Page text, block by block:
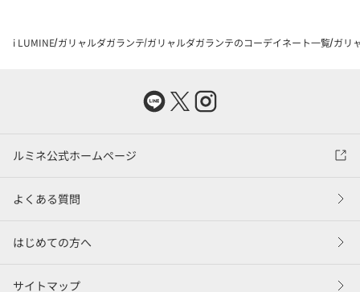
i LUMINE ガリャルダガランテ ガリャルダガランテのコーデイネート一覧 ガリ
ルミネ公式ホームページ
よくある質問
はじめての方へ
サイトマップ